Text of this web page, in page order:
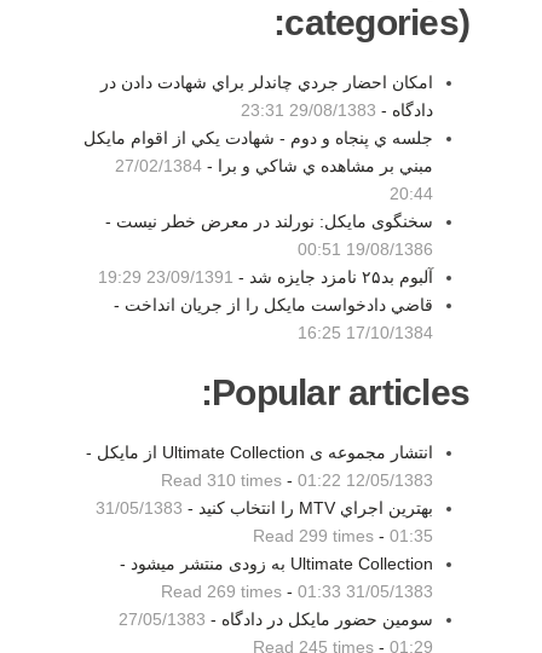
categories):
امكان احضار جردي چاندلر براي شهادت دادن در
دادگاه - 29/08/1383 23:31
جلسه ي پنجاه و دوم - شهادت يكي از اقوام مايكل
مبني بر مشاهده ي شاكي و برا - 27/02/1384
20:44
سخنگوی مایکل: نورلند در معرض خطر نیست -
19/08/1386 00:51
آلبوم بد۲۵ نامزد جایزه شد -
23/09/1391 19:29
قاضي دادخواست مايكل را از جريان انداخت -
17/10/1384 16:25
Popular articles:
انتشار مجموعه ی Ultimate Collection از مایکل -
12/05/1383 01:22
-
Read 310 times
بهترين اجراي MTV را انتخاب كنيد -
31/05/1383
01:35
-
Read 299 times
Ultimate Collection به زودی منتشر میشود -
31/05/1383 01:33
-
Read 269 times
سومین حضور مایکل در دادگاه - 27/05/1383
01:29
-
Read 245 times